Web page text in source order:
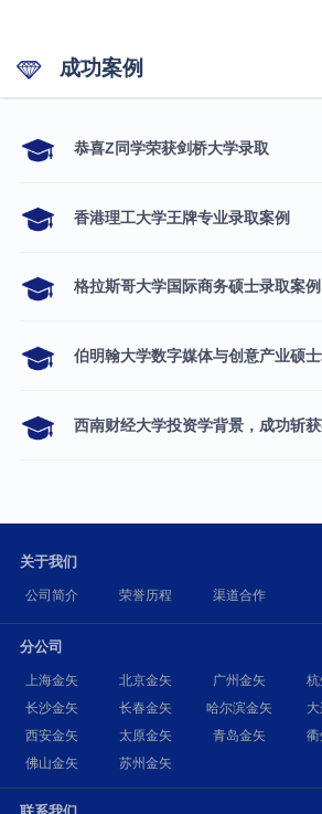
成功案例
​恭喜Z同学荣获剑桥大学录取
香港理工大学王牌专业录取案例
格拉斯哥大学国际商务硕士录取案例
伯明翰大学数字媒体与创意产业硕
西南财经大学投资学背景，成功斩
关于我们
公司简介 荣誉历程 渠道合作
分公司
上海金矢 北京金矢 广州金矢 杭
长沙金矢
长春金矢 哈尔滨金矢
西安金矢
太原金矢 青岛金矢 衢
佛山金矢
苏州金矢